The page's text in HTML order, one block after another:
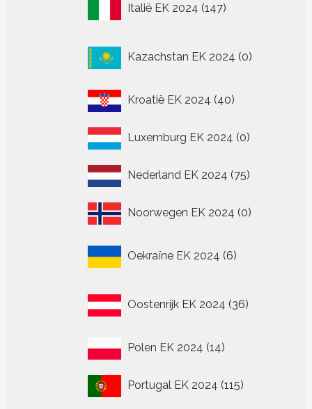
Italië EK 2024 147
producten
Kazachstan EK 2024 0
producten
Kroatië EK 2024 4040
Luxemburg EK 2024 00
Nederland EK 2024 7575
Noorwegen EK 2024 00
Oekraïne EK 2024 6
producten
Oostenrijk EK 2024 36
producten
Polen EK 2024 1414
Portugal EK 2024 115115